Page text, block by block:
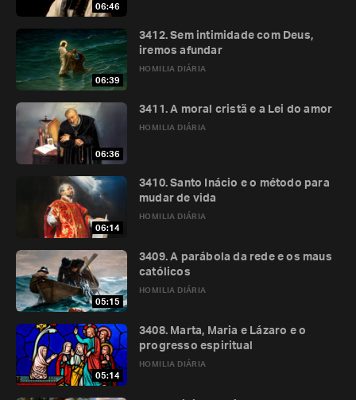
06:46
06:39
HOMILIA DIÁRIA
3412. Sem intimidade com Deus,
iremos afundar
06:36
HOMILIA DIÁRIA
3411. A moral cristã e a Lei do amor
06:14
HOMILIA DIÁRIA
3410. Santo Inácio e o método para
mudar de vida
05:15
HOMILIA DIÁRIA
3409. A parábola da rede e os maus
católicos
05:14
HOMILIA DIÁRIA
3408. Marta, Maria e Lázaro e o
progresso espiritual